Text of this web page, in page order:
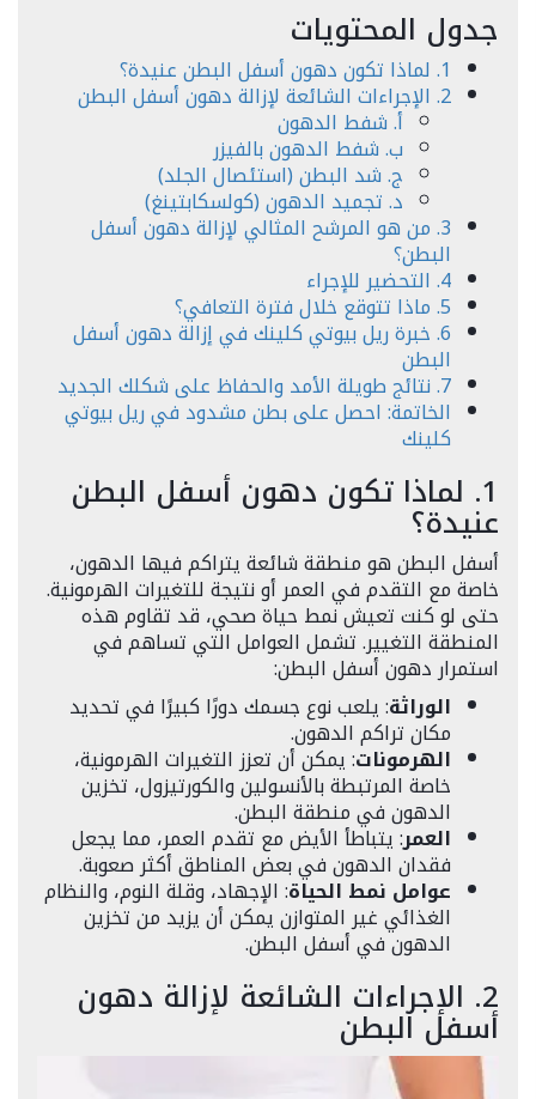
جدول المحتويات
1. لماذا تكون دهون أسفل البطن عنيدة؟
2. الإجراءات الشائعة لإزالة دهون أسفل البطن
أ. شفط الدهون
ب. شفط الدهون بالفيزر
ج. شد البطن (استئصال الجلد)
د. تجميد الدهون (كولسكابتينغ)
3. من هو المرشح المثالي لإزالة دهون أسفل
البطن؟
4. التحضير للإجراء
5. ماذا تتوقع خلال فترة التعافي؟
6. خبرة ريل بيوتي كلينك في إزالة دهون أسفل
البطن
7. نتائج طويلة الأمد والحفاظ على شكلك الجديد
الخاتمة: احصل على بطن مشدود في ريل بيوتي
كلينك
1. لماذا تكون دهون أسفل البطن
عنيدة؟
أسفل البطن هو منطقة شائعة يتراكم فيها الدهون،
خاصة مع التقدم في العمر أو نتيجة للتغيرات الهرمونية.
حتى لو كنت تعيش نمط حياة صحي، قد تقاوم هذه
المنطقة التغيير. تشمل العوامل التي تساهم في
استمرار دهون أسفل البطن:
الوراثة: يلعب نوع جسمك دورًا كبيرًا في تحديد
مكان تراكم الدهون.
الهرمونات: يمكن أن تعزز التغيرات الهرمونية،
خاصة المرتبطة بالأنسولين والكورتيزول، تخزين
الدهون في منطقة البطن.
العمر: يتباطأ الأيض مع تقدم العمر، مما يجعل
فقدان الدهون في بعض المناطق أكثر صعوبة.
عوامل نمط الحياة: الإجهاد، وقلة النوم، والنظام
الغذائي غير المتوازن يمكن أن يزيد من تخزين
الدهون في أسفل البطن.
2. الإجراءات الشائعة لإزالة دهون
أسفل البطن